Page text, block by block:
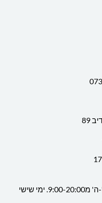
89
ימים א'-ה' מ9:00-20:00. ימי שישי